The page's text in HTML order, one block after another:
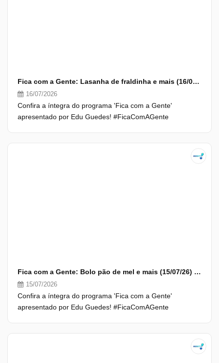
Fica com a Gente: Lasanha de fraldinha e mais (16/07/26) | Completo
16/07/2026
Confira a íntegra do programa 'Fica com a Gente'
apresentado por Edu Guedes! #FicaComAGente
Fica com a Gente: Bolo pão de mel e mais (15/07/26) | Completo
15/07/2026
Confira a íntegra do programa 'Fica com a Gente'
apresentado por Edu Guedes! #FicaComAGente